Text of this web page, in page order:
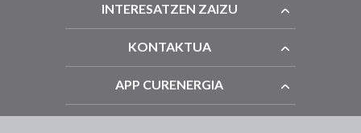
INTERESATZEN ZAIZU
KONTAKTUA
APP CURENERGIA